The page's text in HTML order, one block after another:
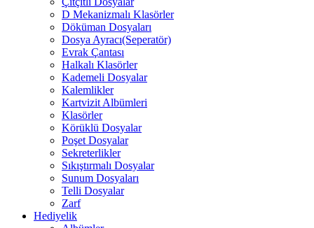
D Mekanizmalı Klasörler
Döküman Dosyaları
Dosya Ayracı(Seperatör)
Evrak Çantası
Halkalı Klasörler
Kademeli Dosyalar
Kalemlikler
Kartvizit Albümleri
Klasörler
Körüklü Dosyalar
Poşet Dosyalar
Sekreterlikler
Sıkıştırmalı Dosyalar
Sunum Dosyaları
Telli Dosyalar
Zarf
Hediyelik